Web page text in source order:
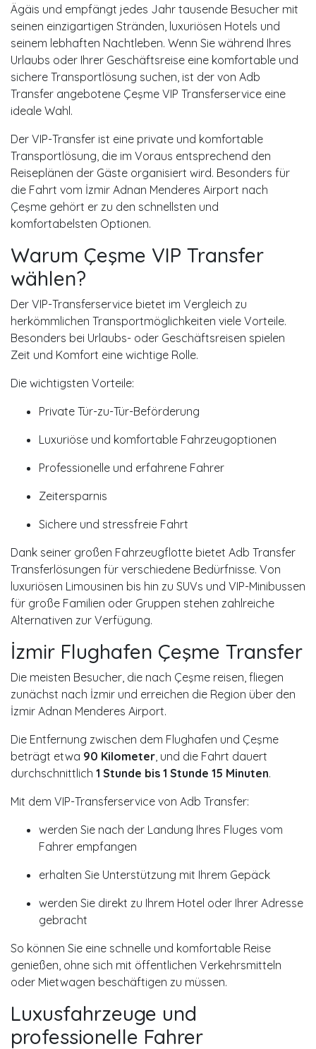
Ägäis und empfängt jedes Jahr tausende Besucher mit
seinen einzigartigen Stränden, luxuriösen Hotels und
seinem lebhaften Nachtleben. Wenn Sie während Ihres
Urlaubs oder Ihrer Geschäftsreise eine komfortable und
sichere Transportlösung suchen, ist der von Adb
Transfer angebotene Çeşme VIP Transferservice eine
ideale Wahl.
Der VIP-Transfer ist eine private und komfortable
Transportlösung, die im Voraus entsprechend den
Reiseplänen der Gäste organisiert wird. Besonders für
die Fahrt vom İzmir Adnan Menderes Airport nach
Çeşme gehört er zu den schnellsten und
komfortabelsten Optionen.
Warum Çeşme VIP Transfer
wählen?
Der VIP-Transferservice bietet im Vergleich zu
herkömmlichen Transportmöglichkeiten viele Vorteile.
Besonders bei Urlaubs- oder Geschäftsreisen spielen
Zeit und Komfort eine wichtige Rolle.
Die wichtigsten Vorteile:
Private Tür-zu-Tür-Beförderung
Luxuriöse und komfortable Fahrzeugoptionen
Professionelle und erfahrene Fahrer
Zeitersparnis
Sichere und stressfreie Fahrt
Dank seiner großen Fahrzeugflotte bietet Adb Transfer
Transferlösungen für verschiedene Bedürfnisse. Von
luxuriösen Limousinen bis hin zu SUVs und VIP-Minibussen
für große Familien oder Gruppen stehen zahlreiche
Alternativen zur Verfügung.
İzmir Flughafen Çeşme Transfer
Die meisten Besucher, die nach Çeşme reisen, fliegen
zunächst nach İzmir und erreichen die Region über den
İzmir Adnan Menderes Airport.
Die Entfernung zwischen dem Flughafen und Çeşme
beträgt etwa 90 Kilometer , und die Fahrt dauert
durchschnittlich 1 Stunde bis 1 Stunde 15 Minuten.
Mit dem VIP-Transferservice von Adb Transfer:
werden Sie nach der Landung Ihres Fluges vom
Fahrer empfangen
erhalten Sie Unterstützung mit Ihrem Gepäck
werden Sie direkt zu Ihrem Hotel oder Ihrer Adresse
gebracht
So können Sie eine schnelle und komfortable Reise
genießen, ohne sich mit öffentlichen Verkehrsmitteln
oder Mietwagen beschäftigen zu müssen.
Luxusfahrzeuge und
professionelle Fahrer